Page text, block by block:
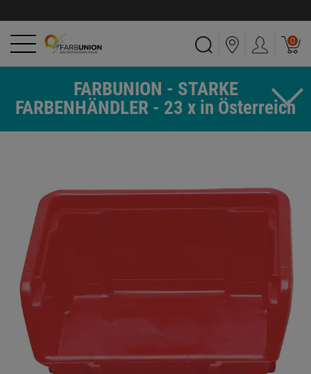
0
FARBUNION - STARKE
FARBENHÄNDLER - 23 x in Österreich